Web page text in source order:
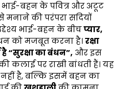
भाई-बहन के पवित्र और अटूट
मनाने की परंपरा सदियों
भाई-बहन के बीचप्यार,
को मजबूत करना है। रक्षा
“सुरक्षा का बंधन”, और इस
कलाई पर राखी बांधती हैं। यह
नहीं है, बल्कि इसमें बहन का